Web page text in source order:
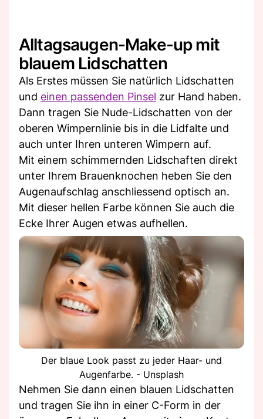
Alltagsaugen-Make-up mit
blauem Lidschatten
Als Erstes müssen Sie natürlich Lidschatten
und einen passenden Pinsel zur Hand haben.
Dann tragen Sie Nude-Lidschatten von der
oberen Wimpernlinie bis in die Lidfalte und
auch unter Ihren unteren Wimpern auf.
Mit einem schimmernden Lidschaften direkt
unter Ihrem Brauenknochen heben Sie den
Augenaufschlag anschliessend optisch an.
Mit dieser hellen Farbe können Sie auch die
Ecke Ihrer Augen etwas aufhellen.
Der blaue Look passt zu jeder Haar- und
Augenfarbe. - Unsplash
Nehmen Sie dann einen blauen Lidschatten
und tragen Sie ihn in einer C-Form in der